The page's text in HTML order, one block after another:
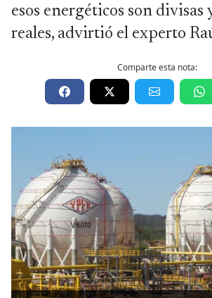
esos energéticos son divisas
reales, advirtió el experto
Comparte esta nota: